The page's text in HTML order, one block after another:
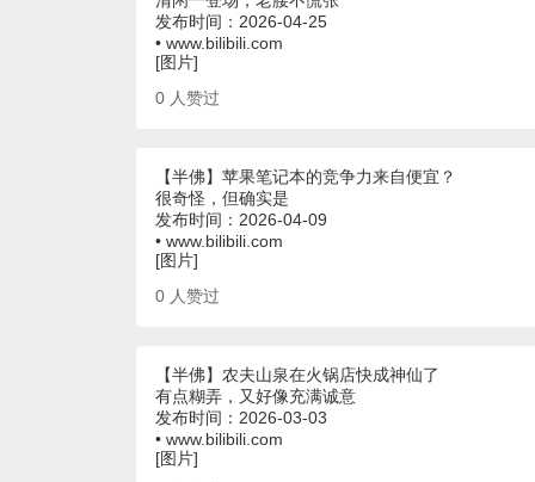
发布时间：2026-04-25
• www.bilibili.com
[图片]
0 人赞过
【半佛】苹果笔记本的竞争力来自便宜？
很奇怪，但确实是
发布时间：2026-04-09
• www.bilibili.com
[图片]
0 人赞过
【半佛】农夫山泉在火锅店快成神仙了
有点糊弄，又好像充满诚意
发布时间：2026-03-03
• www.bilibili.com
[图片]